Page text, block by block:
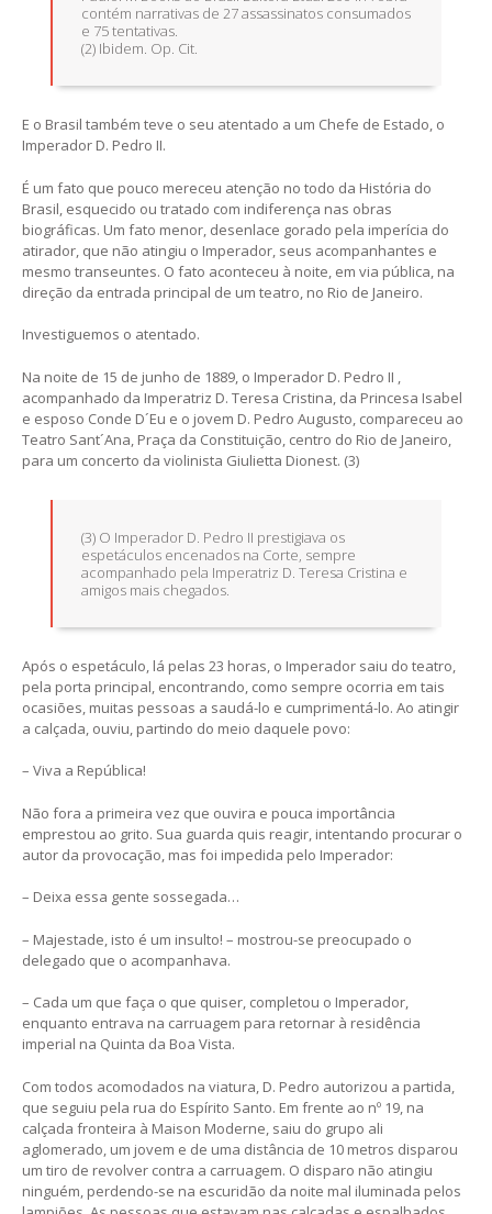
contém narrativas de 27 assassinatos consumados
e 75 tentativas.
(2) Ibidem. Op. Cit.
E o Brasil também teve o seu atentado a um Chefe de Estado, o
Imperador D. Pedro II.
É um fato que pouco mereceu atenção no todo da História do
Brasil, esquecido ou tratado com indiferença nas obras
biográficas. Um fato menor, desenlace gorado pela imperícia do
atirador, que não atingiu o Imperador, seus acompanhantes e
mesmo transeuntes. O fato aconteceu à noite, em via pública, na
direção da entrada principal de um teatro, no Rio de Janeiro.
Investiguemos o atentado.
Na noite de 15 de junho de 1889, o Imperador D. Pedro II ,
acompanhado da Imperatriz D. Teresa Cristina, da Princesa Isabel
e esposo Conde D´Eu e o jovem D. Pedro Augusto, compareceu ao
Teatro Sant´Ana, Praça da Constituição, centro do Rio de Janeiro,
para um concerto da violinista Giulietta Dionest. (3)
(3) O Imperador D. Pedro II prestigiava os
espetáculos encenados na Corte, sempre
acompanhado pela Imperatriz D. Teresa Cristina e
amigos mais chegados.
Após o espetáculo, lá pelas 23 horas, o Imperador saiu do teatro,
pela porta principal, encontrando, como sempre ocorria em tais
ocasiões, muitas pessoas a saudá-lo e cumprimentá-lo. Ao atingir
a calçada, ouviu, partindo do meio daquele povo:
– Viva a República!
Não fora a primeira vez que ouvira e pouca importância
emprestou ao grito. Sua guarda quis reagir, intentando procurar o
autor da provocação, mas foi impedida pelo Imperador:
– Deixa essa gente sossegada…
– Majestade, isto é um insulto! – mostrou-se preocupado o
delegado que o acompanhava.
– Cada um que faça o que quiser, completou o Imperador,
enquanto entrava na carruagem para retornar à residência
imperial na Quinta da Boa Vista.
Com todos acomodados na viatura, D. Pedro autorizou a partida,
que seguiu pela rua do Espírito Santo. Em frente ao nº 19, na
calçada fronteira à Maison Moderne, saiu do grupo ali
aglomerado, um jovem e de uma distância de 10 metros disparou
um tiro de revolver contra a carruagem. O disparo não atingiu
ninguém, perdendo-se na escuridão da noite mal iluminada pelos